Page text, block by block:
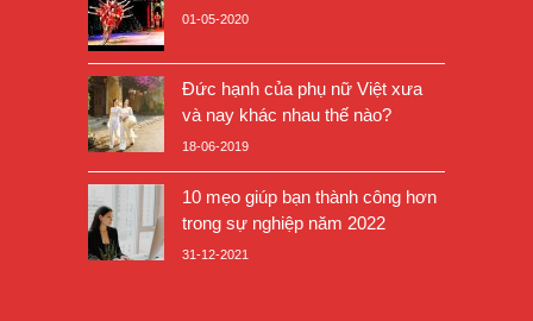
01-05-2020
Đức hạnh của phụ nữ Việt xưa
và nay khác nhau thế nào?
18-06-2019
10 mẹo giúp bạn thành công hơn
trong sự nghiệp năm 2022
31-12-2021